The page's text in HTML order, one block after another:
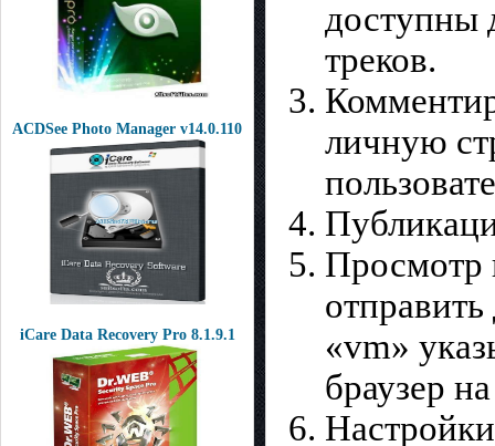
ACDSee Photo Manager v14.0.110
iCare Data Recovery Pro 8.1.9.1
доступны
треков.
личную
Просмотр
«vm»
браузер